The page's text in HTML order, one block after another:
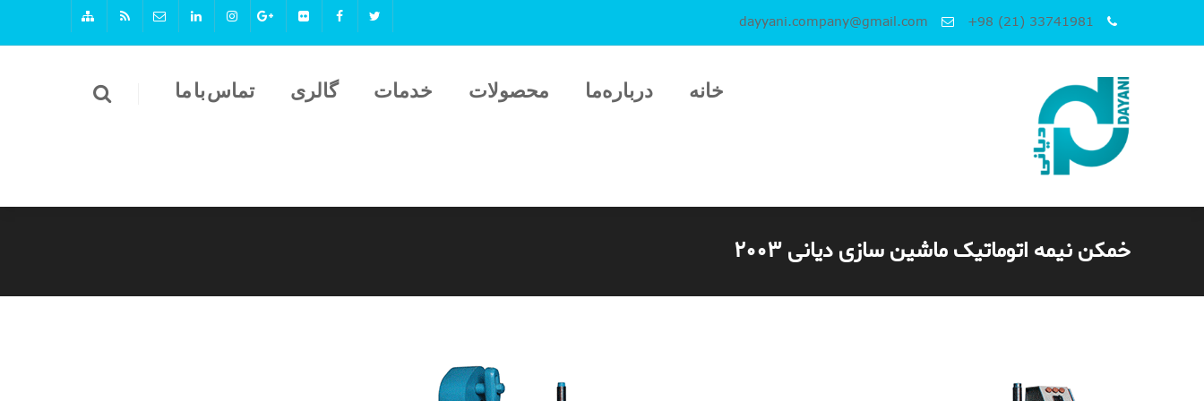
dayyani.company@gmail.com +98 (21) 33741981
خانه درباره‌ما محصولات خدمات گالری تماس با ما
خمکن نیمه‌ اتوماتیک ماشین سازی دیانی ۲۰۰۳